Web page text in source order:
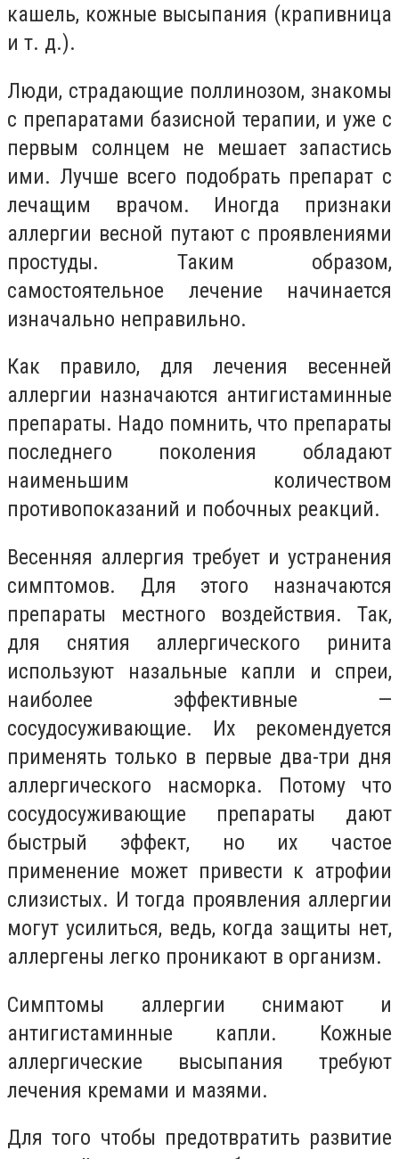
кашель, кожные высыпания (крапивница
и т. д.).
Люди, страдающие поллинозом, знакомы
с препаратами базисной терапии, и уже с
первым солнцем не мешает запастись
ими. Лучше всего подобрать препарат с
лечащим врачом. Иногда признаки
аллергии весной путают с проявлениями
простуды. Таким образом,
самостоятельное лечение начинается
изначально неправильно.
Как правило, для лечения весенней
аллергии назначаются антигистаминные
препараты. Надо помнить, что препараты
последнего поколения обладают
наименьшим количеством
противопоказаний и побочных реакций.
Весенняя аллергия требует и устранения
симптомов. Для этого назначаются
препараты местного воздействия. Так,
для снятия аллергического ринита
используют назальные капли и спреи,
наиболее эффективные —
сосудосуживающие. Их рекомендуется
применять только в первые два-три дня
аллергического насморка. Потому что
сосудосуживающие препараты дают
быстрый эффект, но их частое
применение может привести к атрофии
слизистых. И тогда проявления аллергии
могут усилиться, ведь, когда защиты нет,
аллергены легко проникают в организм.
Симптомы аллергии снимают и
антигистаминные капли. Кожные
аллергические высыпания требуют
лечения кремами и мазями.
Для того чтобы предотвратить развитие